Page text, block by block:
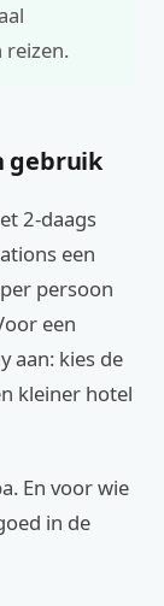
reizen.
gebruik
2-daags
een
persoon
een
aan: kies de
kleiner hotel
En voor wie
in de